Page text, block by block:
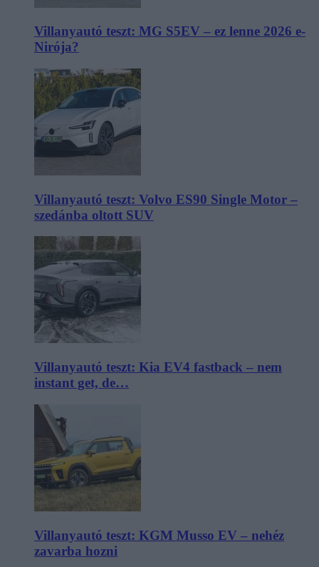
Villanyautó teszt: MG S5EV – ez lenne 2026 e-
Nirója?
Villanyautó teszt: Volvo ES90 Single Motor –
szedánba oltott SUV
Villanyautó teszt: Kia EV4 fastback – nem
instant get, de…
Villanyautó teszt: KGM Musso EV – nehéz
zavarba hozni